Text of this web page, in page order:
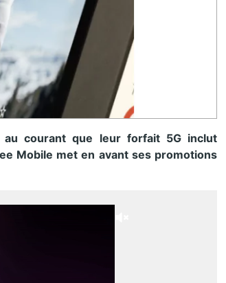
au courant que leur forfait 5G inclut
Mobile met en avant ses promotions